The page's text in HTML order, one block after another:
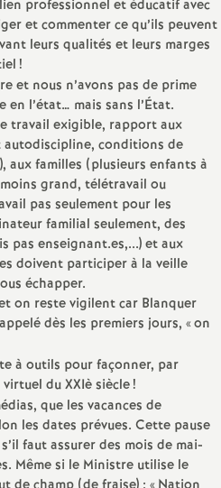
E
n
s
e
i
g
n
e
m
e
professionnel et éducatif avec
et commenter ce qu’ils peuvent
leurs qualités et leurs marges
!
et nous n’avons pas de prime
l’état… mais sans l’État.
travail exigible, rapport aux
conditions de
aux familles (plusieurs enfants à
grand, télétravail ou
pas seulement pour les
familial seulement, des
pas enseignant.es,...) et aux
doivent participer à la veille
échapper.
on reste vigilent car Blanquer
dès les premiers jours, «on
à outils pour façonner, par
du XXIè siècle!
que les vacances de
les dates prévues. Cette pause
faut assurer des mois de mai-
Même si le Ministre utilise le